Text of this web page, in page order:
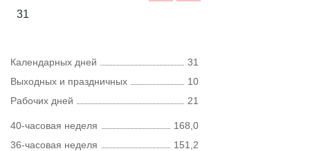
31
Календарных дней
31
Выходных и праздничных
10
Рабочих дней
21
40-часовая неделя
168,0
36-часовая неделя
151,2